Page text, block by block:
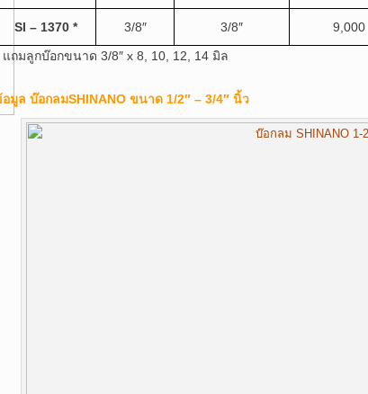
SI – 1370 * 3/8″ 3/8″ 9,000
แถมลูกบ๊อกขนาด 3/8″ x 8, 10, 12, 14 มิล
มูล บ๊อกลมSHINANO ขนาด 1/2″ – 3/4″ นิ้ว